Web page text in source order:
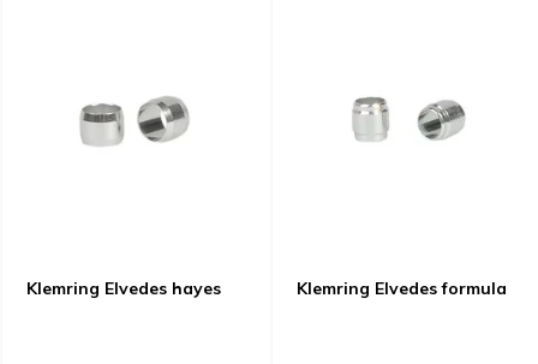
Klemring Elvedes hayes Klemring Elvedes formula